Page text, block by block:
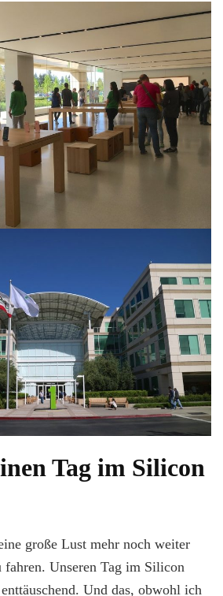
Tag im Silicon
große Lust mehr noch weiter
fahren. Unseren Tag im Silicon
Und das, obwohl ich